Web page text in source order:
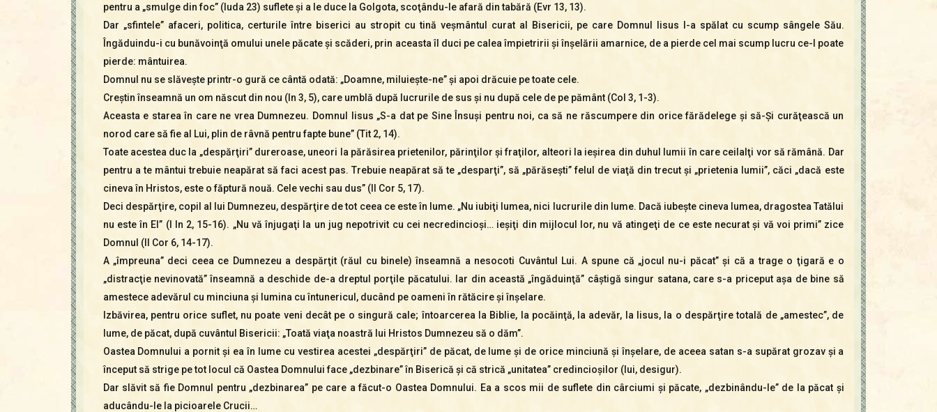
pentru a „smulge din foc” (Iuda 23) suflete şi a le duce la Golgota, scoţându-le afară din tabără (Evr 13, 13).
Dar „sfintele” afaceri, politica, certurile între biserici au stropit cu tină veşmântul curat al Bisericii, pe care Domnul Iisus l-a spălat cu scump sângele Său.
Îngăduindu-i cu bunăvoinţă omului unele păcate şi scăderi, prin aceasta îl duci pe calea împietririi şi înşelării amarnice, de a pierde cel mai scump lucru ce-l poate
pierde: mântuirea.
Domnul nu se slăveşte printr-o gură ce cântă odată: „Doamne, miluieşte-ne” şi apoi drăcuie pe toate cele.
Creştin înseamnă un om născut din nou (In 3, 5), care umblă după lucrurile de sus şi nu după cele de pe pământ (Col 3, 1-3).
Aceasta e starea în care ne vrea Dumnezeu. Domnul Iisus „S-a dat pe Sine Însuşi pentru noi, ca să ne răscumpere din orice fărădelege şi să-Şi curăţească un
norod care să fie al Lui, plin de râvnă pentru fapte bune” (Tit 2, 14).
Toate acestea duc la „despărţiri” dureroase, uneori la părăsirea prietenilor, părinţilor şi fraţilor, alteori la ieşirea din duhul lumii în care ceilalţi vor să rămână. Dar
pentru a te mântui trebuie neapărat să faci acest pas. Trebuie neapărat să te „desparţi”, să „părăseşti” felul de viaţă din trecut şi „prietenia lumii”, căci „dacă este
cineva în Hristos, este o făptură nouă. Cele vechi sau dus” (II Cor 5, 17).
Deci despărţire, copil al lui Dumnezeu, despărţire de tot ceea ce este în lume. „Nu iubiţi lumea, nici lucrurile din lume. Dacă iubeşte cineva lumea, dragostea Tatălui
nu este în El” (I In 2, 15-16). „Nu vă înjugaţi la un jug nepotrivit cu cei necredincioşi… ieşiţi din mijlocul lor, nu vă atingeţi de ce este necurat şi vă voi primi” zice
Domnul (II Cor 6, 14-17).
A „împreuna” deci ceea ce Dumnezeu a despărţit (răul cu binele) înseamnă a nesocoti Cuvântul Lui. A spune că „jocul nu-i păcat” şi că a trage o ţigară e o
„distracţie nevinovată” înseamnă a deschide de-a dreptul porţile păcatului. Iar din această „îngăduinţă” câştigă singur satana, care s-a priceput aşa de bine să
amestece adevărul cu minciuna şi lumina cu întunericul, ducând pe oameni în rătăcire şi înşelare.
Izbăvirea, pentru orice suflet, nu poate veni decât pe o singură cale; întoarcerea la Biblie, la pocăinţă, la adevăr, la Iisus, la o despărţire totală de „amestec”, de
lume, de păcat, după cuvântul Bisericii: „Toată viaţa noastră lui Hristos Dumnezeu să o dăm”.
Oastea Domnului a pornit şi ea în lume cu vestirea acestei „despărţiri” de păcat, de lume şi de orice minciună şi înşelare, de aceea satan s-a supărat grozav şi a
început să strige pe tot locul că Oastea Domnului face „dezbinare” în Biserică şi că strică „unitatea” credincioşilor (lui, desigur).
Dar slăvit să fie Domnul pentru „dezbinarea” pe care a făcut-o Oastea Domnului. Ea a scos mii de suflete din cârciumi şi păcate, „dezbinându-le” de la păcat şi
aducându-le la picioarele Crucii…